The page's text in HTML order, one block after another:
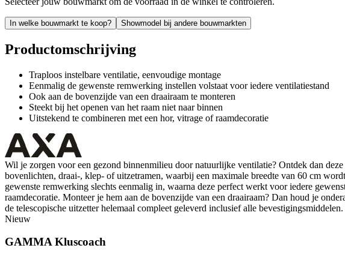
In welke bouwmarkt te koop? Showmodel bij andere bouwmarkten
Productomschrijving
Traploos instelbare ventilatie, eenvoudige montage
Eenmalig de gewenste remwerking instellen volstaat voor iedere ventilatiestand
Ook aan de bovenzijde van een draairaam te monteren
Steekt bij het openen van het raam niet naar binnen
Uitstekend te combineren met een hor, vitrage of raamdecoratie
Wil je zorgen voor een gezond binnenmilieu door natuurlijke ventilatie? Ontdek dan
bovenlichten, draai-, klep- of uitzetramen, waarbij een maximale breedte van 60 cm
gewenste remwerking slechts eenmalig in, waarna deze perfect werkt voor iedere
raamdecoratie. Monteer je hem aan de bovenzijde van een draairaam? Dan houd je
de telescopische uitzetter helemaal compleet geleverd inclusief alle
Nieuw
GAMMA Kluscoach